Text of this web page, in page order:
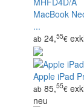
MacBook
...
ab 24,55€
Apple iPad
ab 85,55€
neu